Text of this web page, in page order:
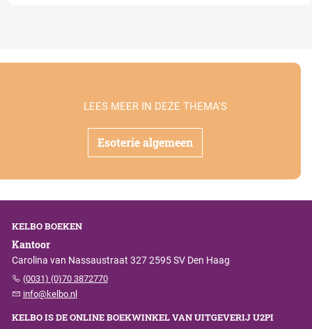
Esoterie algemeen
LEES MEER IN DEZE THEMA'S
KELBO BOEKEN
Kantoor
Carolina van Nassaustraat 327 2595 SV Den Haag
(0031) (0)70 3872770
info@kelbo.nl
KELBO IS DE ONLINE BOEKWINKEL VAN UITGEVERIJ U2PI